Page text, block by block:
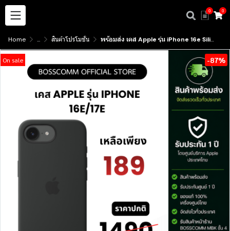
0 0
Home ... สินค้าโปรโมชั่น พร้อมส่ง เคส Apple รุ่น iPhone 16e Silicone Case ใช้กับรุ่น 17e ได้ มีบริการรับสินค้าหน้าร้าน
On sale -87%